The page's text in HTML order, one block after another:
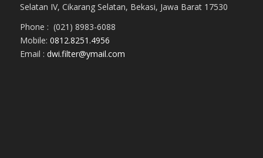
Selatan IV, Cikarang Selatan, Bekasi, Jawa Barat 17530
Phone : (021) 8983-6088
Mobile: 0812.8251.4956
Email : dwi.filter@ymail.com